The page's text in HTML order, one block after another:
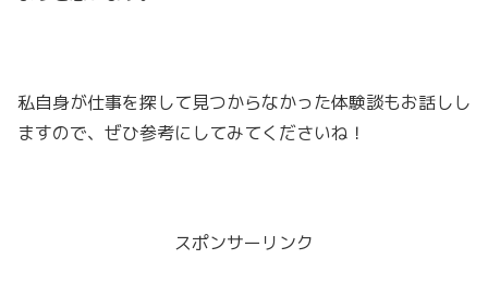
私自身が仕事を探して見つからなかった体験談もお話しし
ますので、ぜひ参考にしてみてくださいね！
スポンサーリンク